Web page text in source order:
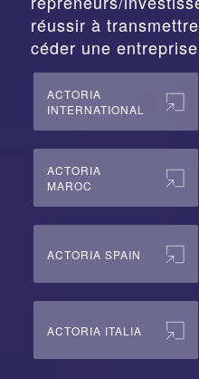
réussir à
céder une
ACTORIA
INTERNATIONAL
ACTORIA
MAROC
ACTORIA SPAIN
ACTORIA ITALIA